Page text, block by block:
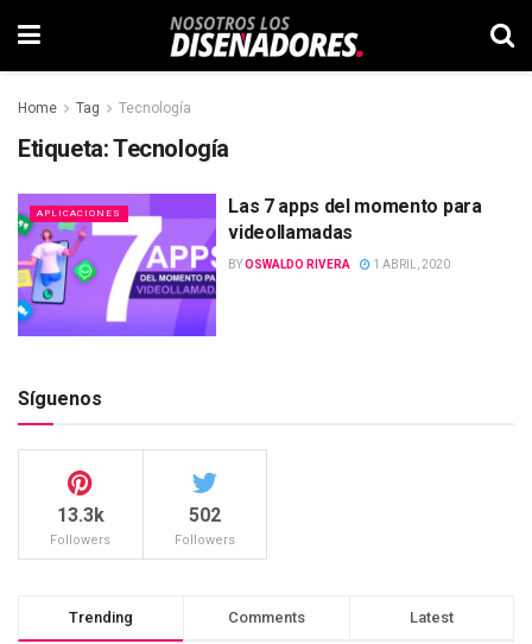
Home Tag Tecnología
Etiqueta:Tecnología
APLICACIONES
Las 7 apps del momento para
videollamadas
BYOSWALDO RIVERA 1 ABRIL, 2020
Síguenos
13.3k
Followers
502
Followers
Trending Comments Latest